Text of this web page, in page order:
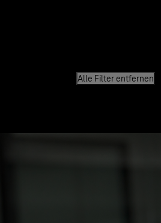
Alle Filter entfernen